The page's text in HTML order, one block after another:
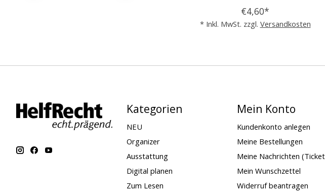
€4,60*
* Inkl. MwSt. zzgl. Versandkosten
Kategorien
NEU
Organizer
Ausstattung
Digital planen
Zum Lesen
Mein Konto
Kundenkonto anlegen
Meine Bestellungen
Meine Nachrichten
Mein Wunschzettel
Widerruf beantragen